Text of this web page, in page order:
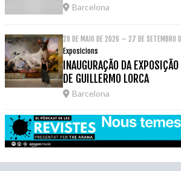
Barcelona
28 DE MAIO DE 2026 – 27 DE SETEMBRO
Exposicions
INAUGURAÇÃO DA
DE GUILLERMO LORCA
Barcelona